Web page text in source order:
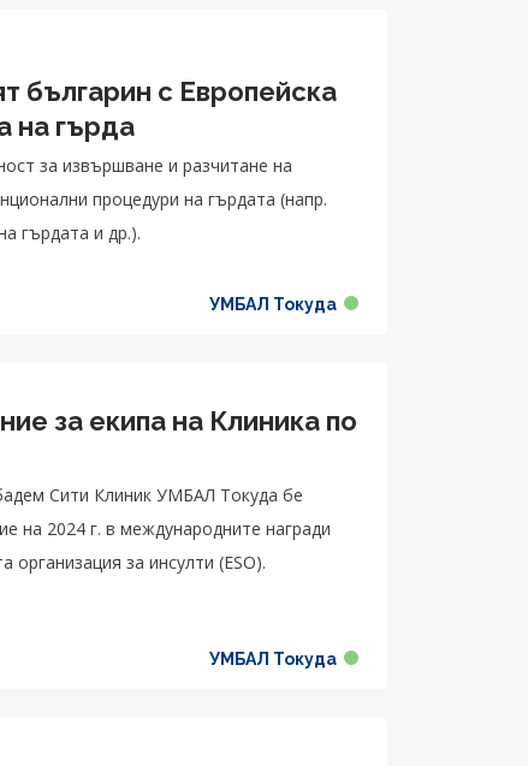
българин с Европейска
на гърда
за извършване и разчитане на
процедури на гърдата (напр.
гърдата и др.).
УМБАЛ Токуда
за екипа на Клиника по
Сити Клиник УМБАЛ Токуда бе
на 2024 г. в международните награди
организация за инсулти (ESO).
УМБАЛ Токуда